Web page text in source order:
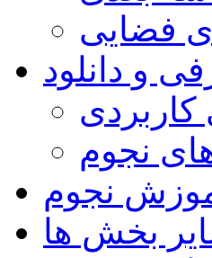
فضایی
و دانلود
کاربردی
نجوم
نجوم
بخش ها